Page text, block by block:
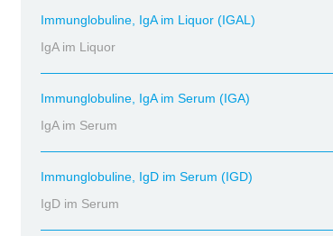
Immunglobuline, IgA im Liquor (IGAL)
IgA im Liquor
Immunglobuline, IgA im Serum (IGA)
IgA im Serum
Immunglobuline, IgD im Serum (IGD)
IgD im Serum